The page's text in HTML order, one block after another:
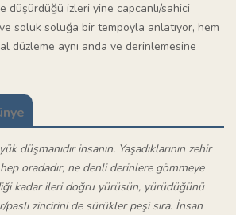
düşürdüğü izleri yine capcanlı/sahici
soluk soluğa bir tempoyla anlatıyor, hem
düzleme aynı anda ve derinlemesine
düşmanıdır insanın. Yaşadıklarının zehir
oradadır, ne denli derinlere gömmeye
kadar ileri doğru yürüsün, yürüdüğünü
paslı zincirini de sürükler peşi sıra. İnsan